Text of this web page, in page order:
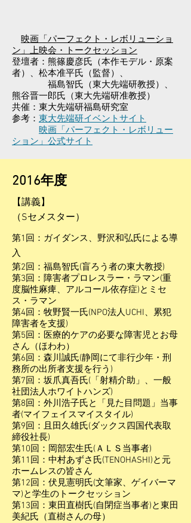
映画「パーフェクト・レボリューショ
ン」上映会・トークセッション
登壇者：熊篠慶彦氏（本作モデル・原案
者）、松本准平氏（監督）、
福島智氏（東大先端研教授）、
熊谷晋一郎氏（東大先端研准教授）
​共催：東大先端研福島研究室
参考： 東大先端研イベントサイト
映画「パーフェクト・レボリュー
ション」公式サイト
​2016年度
【講義】
​（Sセメスター）
第1回：ガイダンス、野沢和弘氏による導
入
第2回：福島智氏(盲ろう者の東大教授)
第3回：障害者プロレスラー・ラマン(重
度脳性麻痺、アルコール依存症)とミセ
ス・ラマン
第4回：牧野賢一氏(NPO法人UCHI、累犯
障害者を支援)
第5回：医療的ケアの必要な障害児とお母
さん（ほわわ）
第6回：森川誠氏(静岡にて非行少年・刑
務所の出所者支援を行う)
第7回：坂爪真吾氏(「射精介助」、一般
社団法人ホワイトハンズ)
第8回：外川浩子氏と「見た目問題」当事
者(マイフェイスマイスタイル)
第9回：且田久雄氏(ダックス四国代表取
締役社長)
第10回：岡部宏生氏(ＡＬＳ当事者)
第11回：中村あずさ氏(TENOHASHI)と元
ホームレスの皆さん
第12回：伏見憲明氏(文筆家、ゲイバーマ
マ)と学生のトークセッション
第13回：東田直樹氏(自閉症当事者)と東田
美紀氏（直樹さんの母）